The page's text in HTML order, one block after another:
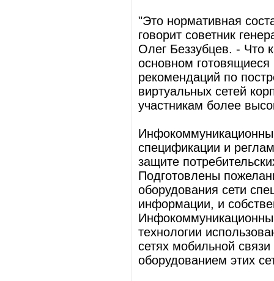
"Это нормативная
говорит советник
Олег Беззубцев. - Что
основном
рекомендаций по
виртуальных сетей
участникам более
спецификации и
защите
Подготовлены
оборудования сети
информации, и
технологии
сетях мобильной
оборудованием этих